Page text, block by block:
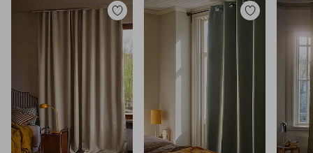
Zu
Favoriten
hinzufügen
Zu